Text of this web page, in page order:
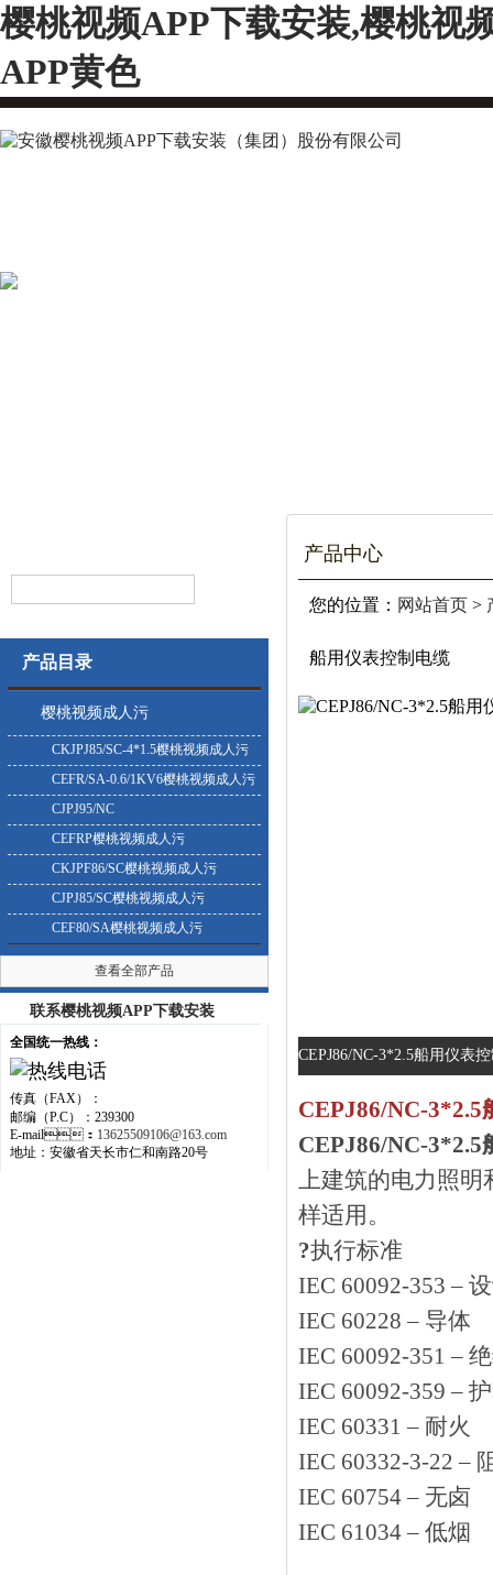
樱桃视频APP下载安装,樱桃视
APP黄色
产品目录
樱桃视频成人污
CKJPJ85/SC-4*1.5樱桃视频成人污
CEFR/SA-0.6/1KV6樱桃视频成人污
CJPJ95/NC
CEFRP樱桃视频成人污
CKJPF86/SC樱桃视频成人污
CJPJ85/SC樱桃视频成人污
CEF80/SA樱桃视频成人污
查看全部产品
联系樱桃视频APP下载安装
全国统一热线：
传真（FAX）：
邮编（P.C）：239300
E-mail： 13625509106@163.com
地址：安徽省天长市仁和南路20号
产品中心
您的位置： 网站首页 >
船用仪表控制电缆
CEPJ86/NC-3*2.5船用仪表控
CEPJ86/NC-3*2.5
CEPJ86/NC-3*2.5
上建筑的电力照明和
样适用。
?执行标准
IEC 60092-353 –
IEC 60228 – 导体
IEC 60092-351 –
IEC 60092-359 –
IEC 60331 – 耐火
IEC 60332-3-22 –
IEC 60754 – 无卤
IEC 61034 – 低烟